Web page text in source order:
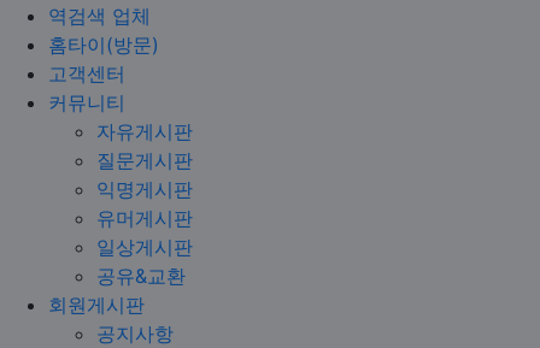
역검색 업체
홈타이(방문)
고객센터
커뮤니티
자유게시판
질문게시판
익명게시판
유머게시판
일상게시판
공유&교환
회원게시판
공지사항